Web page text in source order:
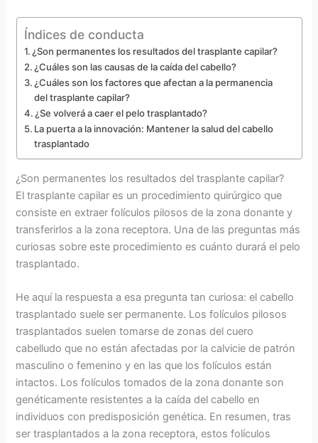
Índices de conducta
¿Son permanentes los resultados del trasplante capilar?
¿Cuáles son las causas de la caída del cabello?
¿Cuáles son los factores que afectan a la permanencia
del trasplante capilar?
¿Se volverá a caer el pelo trasplantado?
La puerta a la innovación: Mantener la salud del cabello
trasplantado
¿Son permanentes los resultados del trasplante capilar?
El trasplante capilar es un procedimiento quirúrgico que
consiste en extraer folículos pilosos de la zona donante y
transferirlos a la zona receptora. Una de las preguntas más
curiosas sobre este procedimiento es cuánto durará el pelo
trasplantado.
He aquí la respuesta a esa pregunta tan curiosa: el cabello
trasplantado suele ser permanente. Los folículos pilosos
trasplantados suelen tomarse de zonas del cuero
cabelludo que no están afectadas por la calvicie de patrón
masculino o femenino y en las que los folículos están
intactos. Los folículos tomados de la zona donante son
genéticamente resistentes a la caída del cabello en
individuos con predisposición genética. En resumen, tras
ser trasplantados a la zona receptora, estos folículos